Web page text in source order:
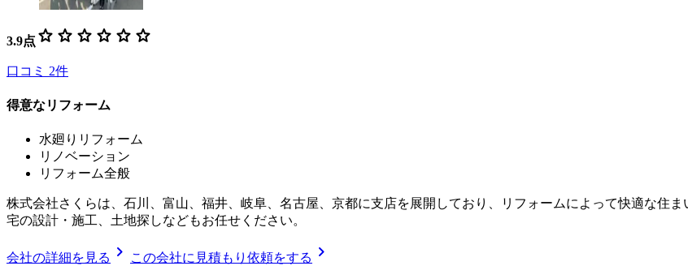
3.9点 star star star star star star
口コミ 2件
得意なリフォーム
水廻りリフォーム
リノベーション
リフォーム全般
株式会社さくらは、石川、富山、福井、岐阜、名古屋、京都に支店を展開しており、リフォームによって快適な住
宅の設計・施工、土地探しなどもお任せください。
会社の詳細を見る chevron_right この会社に見積もり依頼をする chevron_right